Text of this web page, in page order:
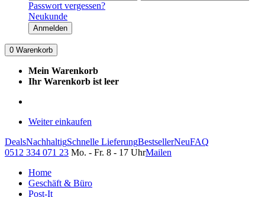
Passwort vergessen?
Neukunde
Anmelden
0 Warenkorb
Mein Warenkorb
Ihr Warenkorb ist leer
Weiter einkaufen
DealsNachhaltigSchnelle LieferungBestsellerNeuFAQ
0512 334 071 23 Mo. - Fr. 8 - 17 UhrMailen
Home
Geschäft & Büro
Post-It